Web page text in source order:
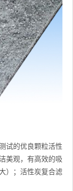
试的优良颗粒活性
美观，有高效的吸
）；活性炭复合滤